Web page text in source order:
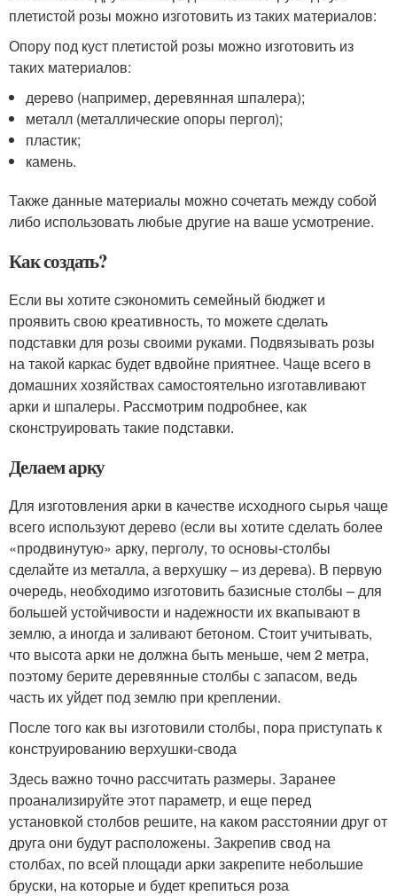
плетистой розы можно изготовить из таких материалов:
Опору под куст плетистой розы можно изготовить из
таких материалов:
дерево (например, деревянная шпалера);
металл (металлические опоры пергол);
пластик;
камень.
Также данные материалы можно сочетать между собой
либо использовать любые другие на ваше усмотрение.
Как создать?
Если вы хотите сэкономить семейный бюджет и
проявить свою креативность, то можете сделать
подставки для розы своими руками. Подвязывать розы
на такой каркас будет вдвойне приятнее. Чаще всего в
домашних хозяйствах самостоятельно изготавливают
арки и шпалеры. Рассмотрим подробнее, как
сконструировать такие подставки.
Делаем арку
Для изготовления арки в качестве исходного сырья чаще
всего используют дерево (если вы хотите сделать более
«продвинутую» арку, перголу, то основы-столбы
сделайте из металла, а верхушку – из дерева). В первую
очередь, необходимо изготовить базисные столбы – для
большей устойчивости и надежности их вкапывают в
землю, а иногда и заливают бетоном. Стоит учитывать,
что высота арки не должна быть меньше, чем 2 метра,
поэтому берите деревянные столбы с запасом, ведь
часть их уйдет под землю при креплении.
После того как вы изготовили столбы, пора приступать к
конструированию верхушки-свода
Здесь важно точно рассчитать размеры. Заранее
проанализируйте этот параметр, и еще перед
установкой столбов решите, на каком расстоянии друг от
друга они будут расположены. Закрепив свод на
столбах, по всей площади арки закрепите небольшие
бруски, на которые и будет крепиться роза